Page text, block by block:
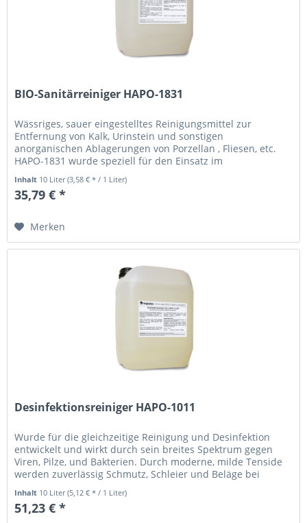
BIO-Sanitärreiniger HAPO-1831
Wässriges, sauer eingestelltes Reinigungsmittel zur
Entfernung von Kalk, Urinstein und sonstigen
anorganischen Ablagerungen von Porzellan , Fliesen, etc.
HAPO-1831 wurde speziell für den Einsatz im
Inhalt 10 Liter(3,58 € * / 1 Liter)
35,79 € *
Merken
Desinfektionsreiniger HAPO-1011
Wurde für die gleichzeitige Reinigung und Desinfektion
entwickelt und wirkt durch sein breites Spektrum gegen
Viren, Pilze, und Bakterien. Durch moderne, milde Tenside
werden zuverlässig Schmutz, Schleier und Beläge bei
Inhalt 10 Liter(5,12 € * / 1 Liter)
51,23 € *